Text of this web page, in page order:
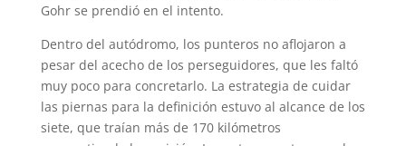
Gohr se prendió en el intento.
Dentro del autódromo, los punteros no aflojaron a
pesar del acecho de los perseguidores, que les faltó
muy poco para concretarlo. La estrategia de cuidar
las piernas para la definición estuvo al alcance de los
siete, que traían más de 170 kilómetros